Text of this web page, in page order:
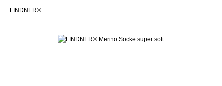
LINDNER®
Bildergalerie überspringen